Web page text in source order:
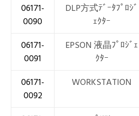
06171-
0090
DLP方式ﾃﾞｰﾀﾌﾟﾛｼﾞ
ｪｸﾀｰ
06171-
0091
EPSON 液晶ﾌﾟﾛｼﾞｪ
ｸﾀｰ
06171-
0092
WORKSTATION